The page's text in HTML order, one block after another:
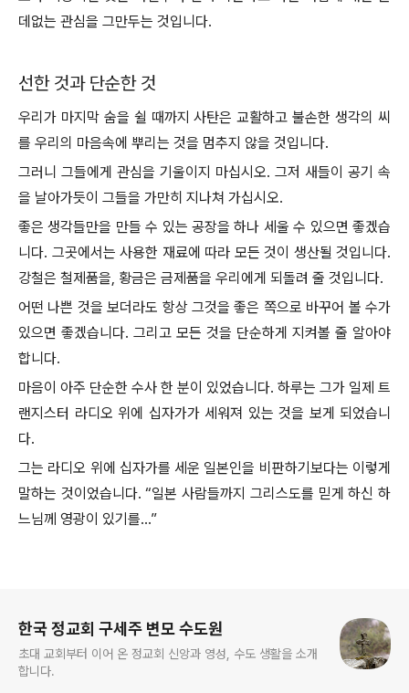
데없는 관심을 그만두는 것입니다.
선한 것과 단순한 것
우리가 마지막 숨을 쉴 때까지 사탄은 교활하고 불손한 생각의 씨
를 우리의 마음속에 뿌리는 것을 멈추지 않을 것입니다.
그러니 그들에게 관심을 기울이지 마십시오. 그저 새들이 공기 속
을 날아가듯이 그들을 가만히 지나쳐 가십시오.
좋은 생각들만을 만들 수 있는 공장을 하나 세울 수 있으면 좋겠습
니다. 그곳에서는 사용한 재료에 따라 모든 것이 생산될 것입니다.
강철은 철제품을, 황금은 금제품을 우리에게 되돌려 줄 것입니다.
어떤 나쁜 것을 보더라도 항상 그것을 좋은 쪽으로 바꾸어 볼 수가
있으면 좋겠습니다. 그리고 모든 것을 단순하게 지켜볼 줄 알아야
합니다.
마음이 아주 단순한 수사 한 분이 있었습니다. 하루는 그가 일제 트
랜지스터 라디오 위에 십자가가 세워져 있는 것을 보게 되었습니
다.
그는 라디오 위에 십자가를 세운 일본인을 비판하기보다는 이렇게
말하는 것이었습니다. “일본 사람들까지 그리스도를 믿게 하신 하
느님께 영광이 있기를...”
한국 정교회 구세주 변모 수도원
초대 교회부터 이어 온 정교회 신앙과 영성, 수도 생활을 소개
합니다.